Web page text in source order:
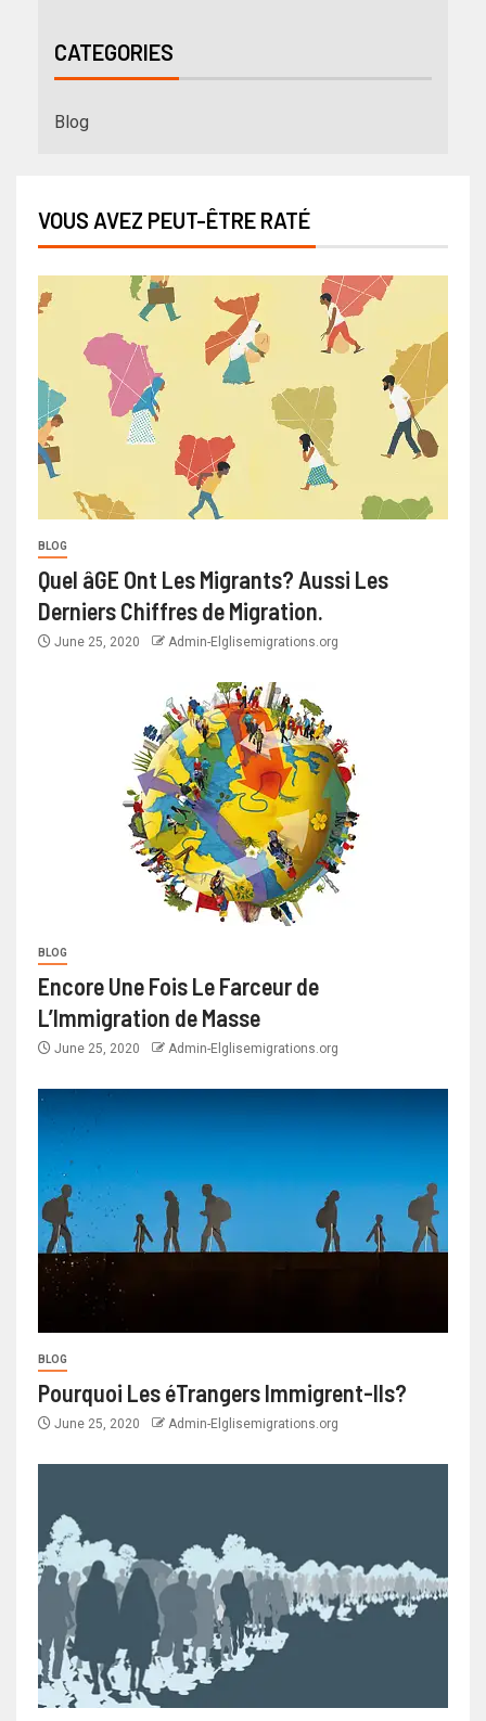
CATEGORIES
Blog
VOUS AVEZ PEUT-ÊTRE RATÉ
BLOG
Quel âGE Ont Les Migrants? Aussi Les
Derniers Chiffres de Migration.
June 25, 2020 Admin-Elglisemigrations.org
BLOG
Encore Une Fois Le Farceur de
L’Immigration de Masse
June 25, 2020 Admin-Elglisemigrations.org
BLOG
Pourquoi Les éTrangers Immigrent-Ils?
June 25, 2020 Admin-Elglisemigrations.org